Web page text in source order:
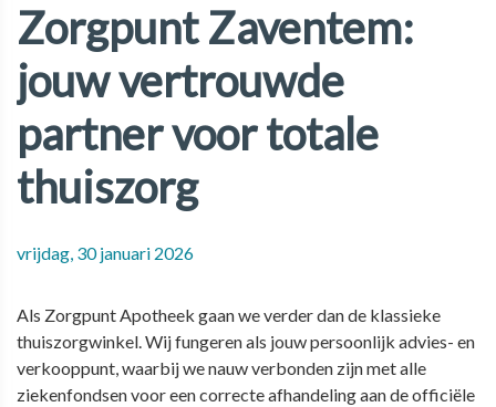
Zorgpunt Zaventem:
jouw vertrouwde
partner voor totale
thuiszorg
vrijdag, 30 januari 2026
Als ZorgpuntApotheek gaan we verder dan de klassieke
thuiszorgwinkel. Wij fungeren als jouw persoonlijk advies- en
verkooppunt, waarbij we nauw verbonden zijn met alle
ziekenfondsen voor een correcte afhandeling aan de officiële